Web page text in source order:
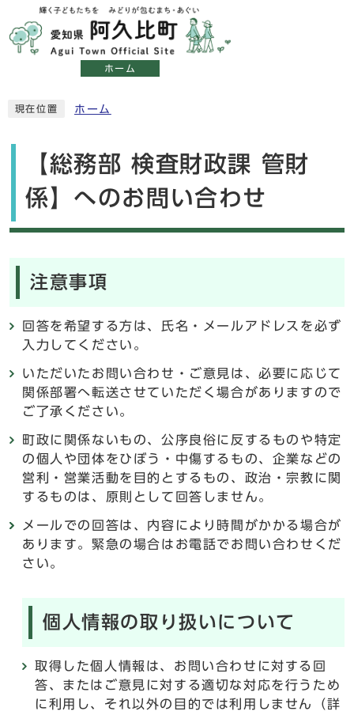
ホーム
現在位置 ホーム
【総務部 検査財政課 管財
係】へのお問い合わせ
注意事項
回答を希望する方は、氏名・メールアドレスを必ず
入力してください。
いただいたお問い合わせ・ご意見は、必要に応じて
関係部署へ転送させていただく場合がありますので
ご了承ください。
町政に関係ないもの、公序良俗に反するものや特定
の個人や団体をひぼう・中傷するもの、企業などの
営利・営業活動を目的とするもの、政治・宗教に関
するものは、原則として回答しません。
メールでの回答は、内容により時間がかかる場合が
あります。緊急の場合はお電話でお問い合わせくだ
さい。
個人情報の取り扱いについて
取得した個人情報は、お問い合わせに対する回
答、またはご意見に対する適切な対応を行うため
に利用し、それ以外の目的では利用しません（詳